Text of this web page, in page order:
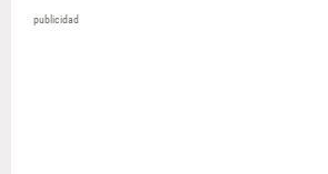
publicidad